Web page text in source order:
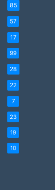
85
57
17
99
28
22
7
23
19
10